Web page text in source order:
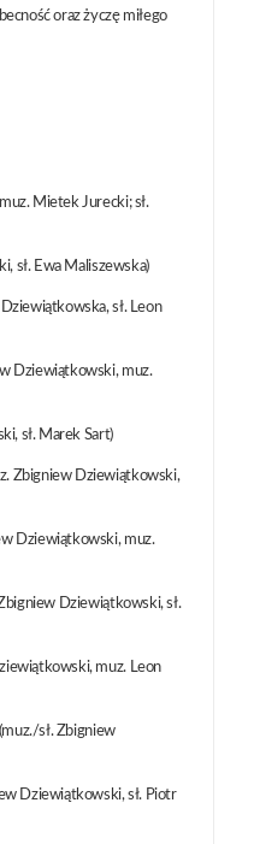
oraz życzę miłego
Mietek Jurecki; sł.
sł. Ewa Maliszewska)
sł. Leon
Dziewiątkowski, muz.
sł. Marek Sart)
Zbigniew Dziewiątkowski,
Dziewiątkowski, muz.
Dziewiątkowski, sł.
muz. Leon
sł. Zbigniew
Dziewiątkowski, sł. Piotr